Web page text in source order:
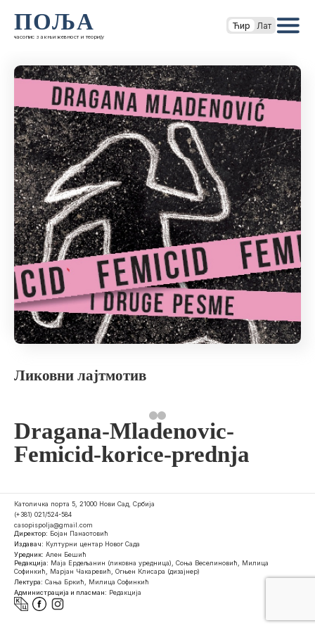
ПОЉА
часопис за књижевност и теорију
Ћир Лат
Ликовни лајтмотив
Dragana-Mladenovic-
Femicid-korice-prednja
Католичка порта 5, 21000 Нови Сад, Србија
(+381) 021/524-584
casopispolja@gmail.com
Директор: Бојан Панаотовић
Издавач: Културни центар Новог Сада
Уредник: Ален Бешић
Редакција: Маја Ердељанин (ликовна уредница), Соња Веселиновић, Милица
Софинкић, Марјан Чакаревић, Огњен Клисара (дизајнер)
Лектура: Сања Бркић, Милица Софинкић
Администрација и пласман: Редакција